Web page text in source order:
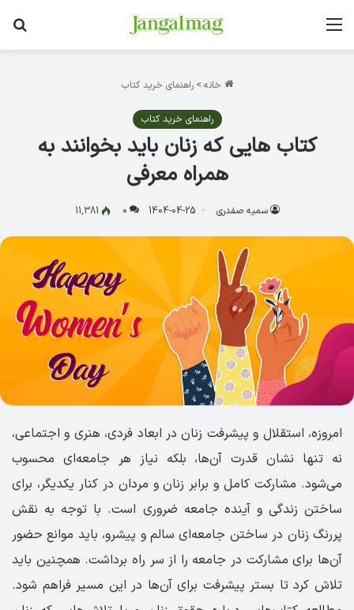
منو
خانه > راهنمای خرید کتاب
راهنمای خرید کتاب
کتاب هایی که زنان باید بخوانند به
همراه معرفی
سمیه صفدری 1404-04-25
0
11,381
امروزه، استقلال و پیشرفت زنان در ابعاد فردی، هنری و اجتماعی،
نه تنها نشان قدرت آن‌ها، بلکه نیاز هر جامعه‌ای محسوب
می‌شود. مشارکت کامل و برابر زنان و مردان در کنار یکدیگر، برای
ساختن زندگی و آینده‌ جامعه ضروری است. با توجه به نقش
پررنگ زنان در ساختن جامعه‌ای سالم و پیشرو، باید موانع حضور
آن‌ها برای مشارکت در جامعه را از سر راه برداشت. همچنین باید
تلاش کرد تا بستر پیشرفت برای آن‌ها در این مسیر فراهم شود.